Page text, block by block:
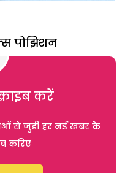
पोझिशन
करें
से जुड़ी हर नई खबर के
करिए